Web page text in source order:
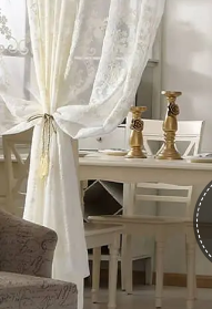
カーテン/ ポリエステル /
カーテン/カントリー
カーテン
/花/Nottingham
カーテン/ボタニカル/
カーテン/レースカーテン/
カーテン /UVカットレース